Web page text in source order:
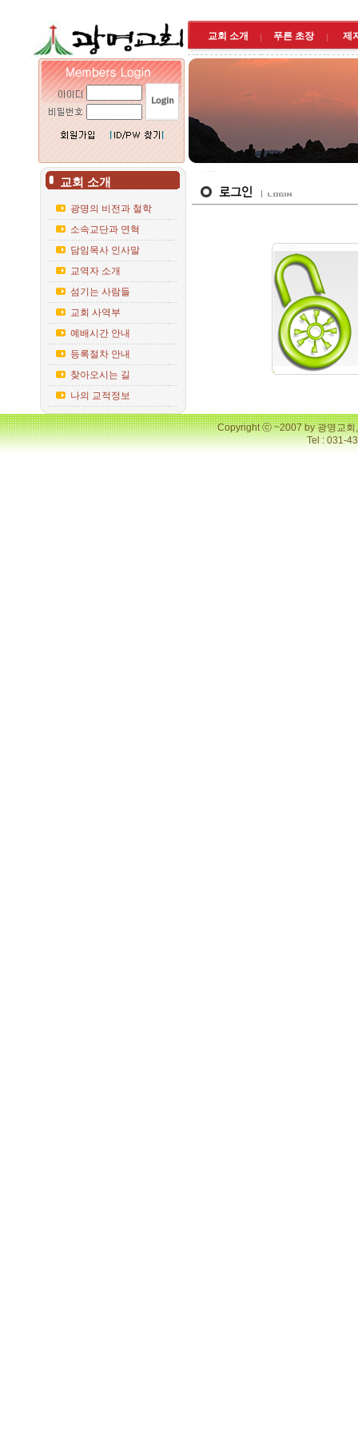
교회 소개 푸른 초장 제
교회 소개
광명의 비전과 철학
소속교단과 연혁
담임목사 인사말
교역자 소개
섬기는 사람들
교회 사역부
예배시간 안내
등록절차 안내
찾아오시는 길
나의 교적정보
Copyright ⓒ ~2007 by 광명교
Tel : 031-